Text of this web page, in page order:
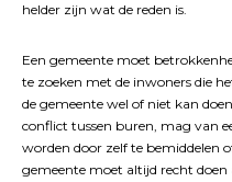
helder zijn wat de reden is.
Een gemeente moet
te zoeken met de inwoners die
de gemeente wel of niet kan
conflict tussen buren, mag van
worden door zelf te bemiddelen
gemeente moet altijd recht